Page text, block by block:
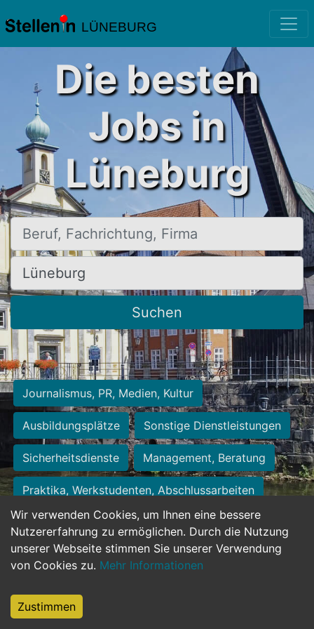
LÜNEBURG
Wir verwenden Cookies, um Ihnen eine bessere
Nutzererfahrung zu ermöglichen. Durch die Nutzung
unserer Webseite stimmen Sie unserer Verwendung
von Cookies zu. Mehr Informationen
Zustimmen
Die besten
Jobs in
Lüneburg
Beruf, Fachrichtung, Firma
Ort, Stadt
Suchen
Journalismus, PR, Medien, Kultur
Ausbildungsplätze Sonstige Dienstleistungen
Sicherheitsdienste Management, Beratung
Praktika, Werkstudenten, Abschlussarbeiten
Personalwesen Assistenz, Sekretariat
Hilfskräfte, Aushilfs- und Nebenjobs
Weiterbildung, Studium, duale Ausbildung